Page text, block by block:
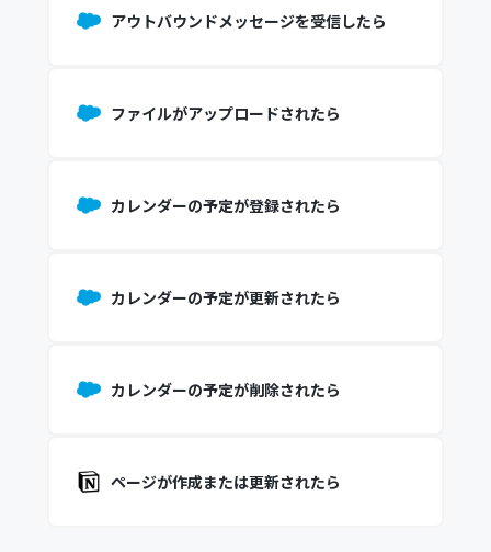
アウトバウンドメッセージを受信したら
ファイルがアップロードされたら
カレンダーの予定が登録されたら
カレンダーの予定が更新されたら
カレンダーの予定が削除されたら
ページが作成または更新されたら